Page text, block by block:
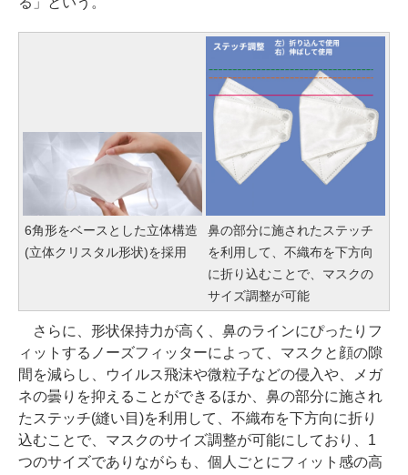
6角形をベースとした立体構造
(立体クリスタル形状)を採用
鼻の部分に施されたステッチ
を利用して、不織布を下方向
に折り込むことで、マスクの
サイズ調整が可能
さらに、形状保持力が高く、鼻のラインにぴったりフ
ィットするノーズフィッターによって、マスクと顔の隙
間を減らし、ウイルス飛沫や微粒子などの侵入や、メガ
ネの曇りを抑えることができるほか、鼻の部分に施され
たステッチ(縫い目)を利用して、不織布を下方向に折り
込むことで、マスクのサイズ調整が可能にしており、1
つのサイズでありながらも、個人ごとにフィット感の高